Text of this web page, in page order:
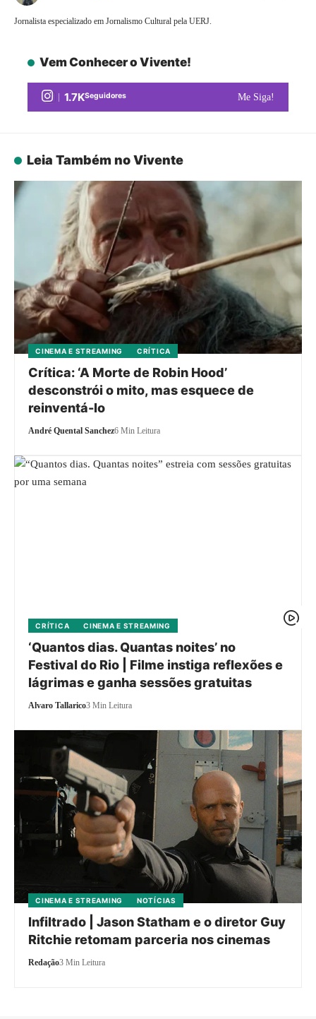
Jornalista especializado em Jornalismo Cultural pela UERJ.
Vem Conhecer o Vivente!
1.7KSeguidores Me Siga!
Leia Também no Vivente
CINEMA E STREAMING CRÍTICA
Crítica: ‘A Morte de Robin Hood’
desconstrói o mito, mas esquece de
reinventá-lo
André Quental Sanchez6 Min Leitura
CRÍTICA CINEMA E STREAMING
‘Quantos dias. Quantas noites’ no
Festival do Rio | Filme instiga reflexões e
lágrimas e ganha sessões gratuitas
Alvaro Tallarico3 Min Leitura
CINEMA E STREAMING NOTÍCIAS
Infiltrado | Jason Statham e o diretor Guy
Ritchie retomam parceria nos cinemas
Redação3 Min Leitura